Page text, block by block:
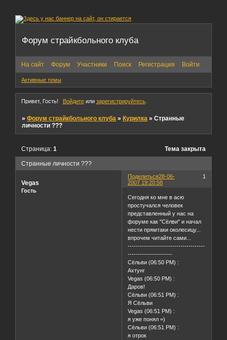
Форум страйкбольного клуба
На сайт Форум Участники Поиск Регистрация Войти
Активные темы
Привет, Гость! Войдитеили зарегистрируйтесь.
»Форум страйкбольного клуба »Курилка »Странные
личности ???
Странные личности ???
Страница:1 Тема закрыта
Поделиться 1
28-06-
2007 19:20:58
Vegas
Гость
Сегодня ко мне в асю
простучался человек
представленный у нас на
форуме как "Сёлви" и начал
нести прямтаки околесицу...
впрочем читайте сами...
--------------------------------------
----------------------
Сёльви (06:50 PM) :
Ахтунг
Vegas (06:50 PM) :
Даров!
Сёльви (06:51 PM) :
Я Сёльви
Vegas (06:51 PM) :
я уже понял =)
Сёльви (06:51 PM) :
я отрок